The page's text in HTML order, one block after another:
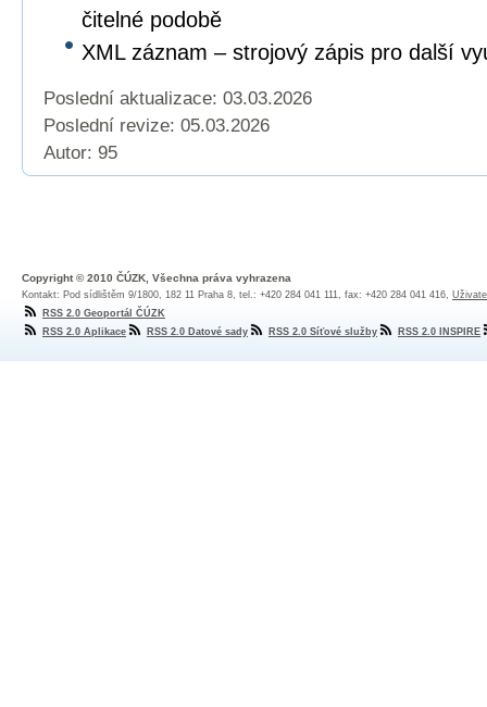
čitelné podobě
XML záznam – strojový zápis pro další
Poslední aktualizace: 03.03.2026
Poslední revize: 05.03.2026
Autor: 95
Copyright © 2010 ČÚZK, Všechna práva vyhrazena
Kontakt: Pod sídlištěm 9/1800, 182 11 Praha 8, tel.: +420 284 041 111, fax: +420 284 041 416,
RSS 2.0 Geoportál ČÚZK
RSS 2.0 Aplikace
RSS 2.0 Datové sady RSS 2.0 Síťové služby RSS 2.0 INSPIRE